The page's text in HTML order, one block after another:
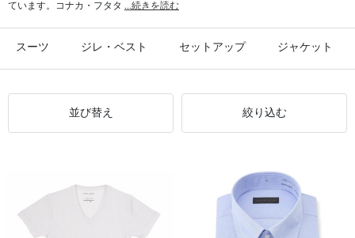
ています。コナカ・フタタ
...続きを読む
スーツ ジレ・ベスト セットアップ ジャケット
並び替え 絞り込む